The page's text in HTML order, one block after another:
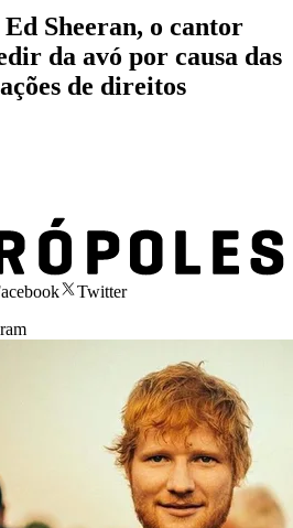
Ed Sheeran, o cantor
da avó por causa das
de direitos
Twitter